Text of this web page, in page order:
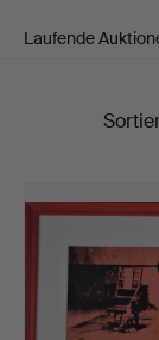
beiLaufende
Endpreise